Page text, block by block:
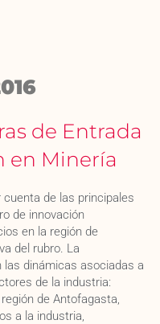
de Entrada
en Minería
de las principales
de innovación
en la región de
del rubro. La
dinámicas asociadas a
de la industria:
de Antofagasta,
a la industria,